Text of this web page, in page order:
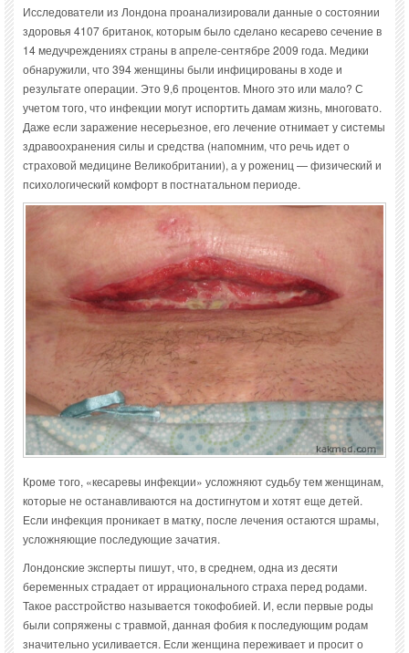
Исследователи из Лондона проанализировали данные о состоянии
здоровья 4107 британок, которым было сделано кесарево сечение в
14 медучреждениях страны в апреле-сентябре 2009 года. Медики
обнаружили, что 394 женщины были инфицированы в ходе и
результате операции. Это 9,6 процентов. Много это или мало? С
учетом того, что инфекции могут испортить дамам жизнь, многовато.
Даже если заражение несерьезное, его лечение отнимает у системы
здравоохранения силы и средства (напомним, что речь идет о
страховой медицине Великобритании), а у рожениц — физический и
психологический комфорт в постнатальном периоде.
Кроме того, «кесаревы инфекции» усложняют судьбу тем женщинам,
которые не останавливаются на достигнутом и хотят еще детей.
Если инфекция проникает в матку, после лечения остаются шрамы,
усложняющие последующие зачатия.
Лондонские эксперты пишут, что, в среднем, одна из десяти
беременных страдает от иррационального страха перед родами.
Такое расстройство называется токофобией. И, если первые роды
были сопряжены с травмой, данная фобия к последующим родам
значительно усиливается. Если женщина переживает и просит о